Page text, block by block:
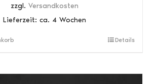
zzgl. Versandkosten
Lieferzeit: ca. 4 Wochen
Details